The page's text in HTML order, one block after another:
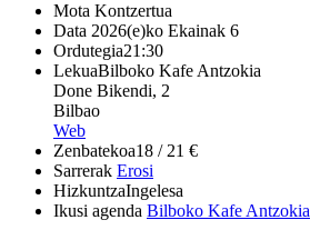
Mota Kontzertua
Data 2026(e)ko Ekainak 6
Ordutegia21:30
LekuaBilboko Kafe Antzokia
Done Bikendi, 2
Bilbao
Web
Zenbatekoa18 / 21 €
Sarrerak Erosi
HizkuntzaIngelesa
Ikusi agenda Bilboko Kafe Antzokia